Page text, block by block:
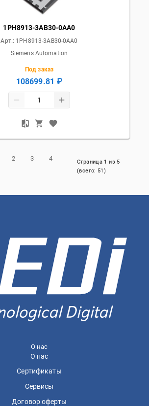
1PH8913-3AB30-0AA0
Арт.: 1PH8913-3AB30-0AA0
Siemens Automation
Под заказ
108699.81 ₽
2 3 4 Страница 1 из 5
(всего: 51 )
О нас
О нас
Сертификаты
Сервисы
Договор оферты